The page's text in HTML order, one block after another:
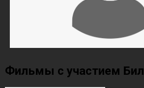
Фильмы с участием